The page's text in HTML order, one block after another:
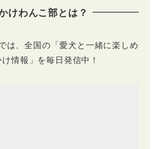
けわんこ部とは？
は、全国の「愛犬と一緒に楽しめ
情報」を毎日発信中！